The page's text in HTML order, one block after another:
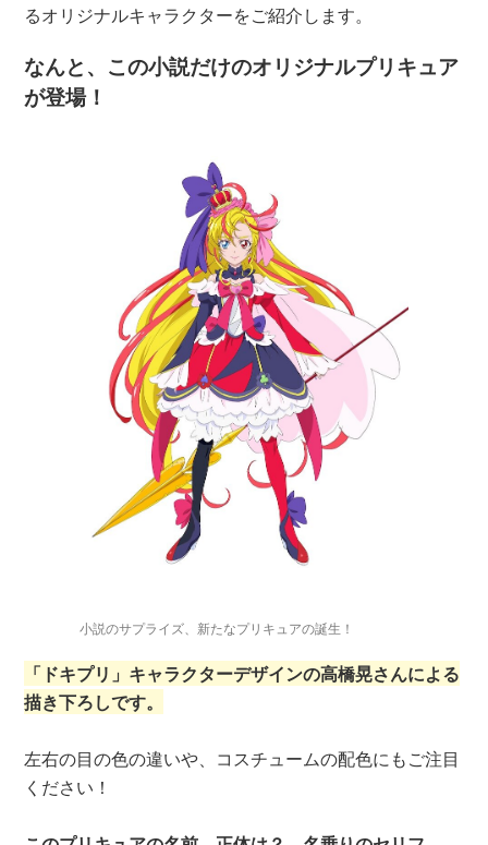
るオリジナルキャラクターをご紹介します。
なんと、この小説だけのオリジナルプリキュア
が登場！
小説のサプライズ、新たなプリキュアの誕生！
「ドキプリ」キャラクターデザインの高橋晃さんによる
描き下ろしです。
左右の目の色の違いや、コスチュームの配色にもご注目
ください！